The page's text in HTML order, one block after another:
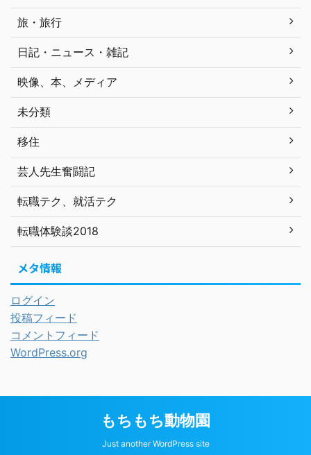
旅・旅行
日記・ニュース・雑記
映像、本、メディア
未分類
移住
芸人先生奮闘記
転職テク、就活テク
転職体験談2018
メタ情報
ログイン
投稿フィード
コメントフィード
WordPress.org
もちもち動物園
Just another WordPress site